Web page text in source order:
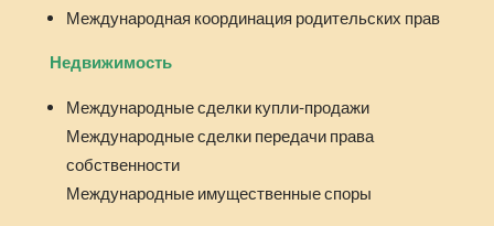
Международная координация родительских прав
Недвижимость
Международные сделки купли-продажи
Международные сделки передачи права
собственности
Международные имущественные споры